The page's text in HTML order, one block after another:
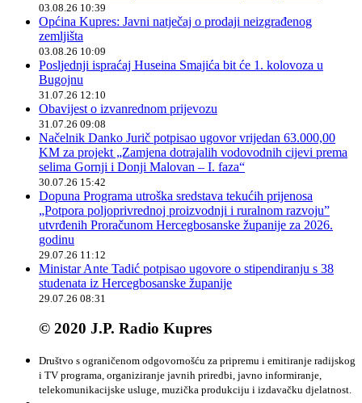
03.08.26 10:39
Općina Kupres: Javni natječaj o prodaji neizgrađenog
zemljišta
03.08.26 10:09
Posljednji ispraćaj Huseina Smajića bit će 1. kolovoza u
Bugojnu
31.07.26 12:10
Obavijest o izvanrednom prijevozu
31.07.26 09:08
Načelnik Danko Jurič potpisao ugovor vrijedan 63.000,00
KM za projekt „Zamjena dotrajalih vodovodnih cijevi prema
selima Gornji i Donji Malovan – I. faza“
30.07.26 15:42
Dopuna Programa utroška sredstava tekućih prijenosa
„Potpora poljoprivrednoj proizvodnji i ruralnom razvoju”
utvrđenih Proračunom Hercegbosanske županije za 2026.
godinu
29.07.26 11:12
Ministar Ante Tadić potpisao ugovore o stipendiranju s 38
studenata iz Hercegbosanske županije
29.07.26 08:31
© 2020 J.P. Radio Kupres
Društvo s ograničenom odgovornošću za pripremu i emitiranje radijskog
i TV programa, organiziranje javnih priredbi, javno informiranje,
telekomunikacijske usluge, muzička produkciju i izdavačku djelatnost.